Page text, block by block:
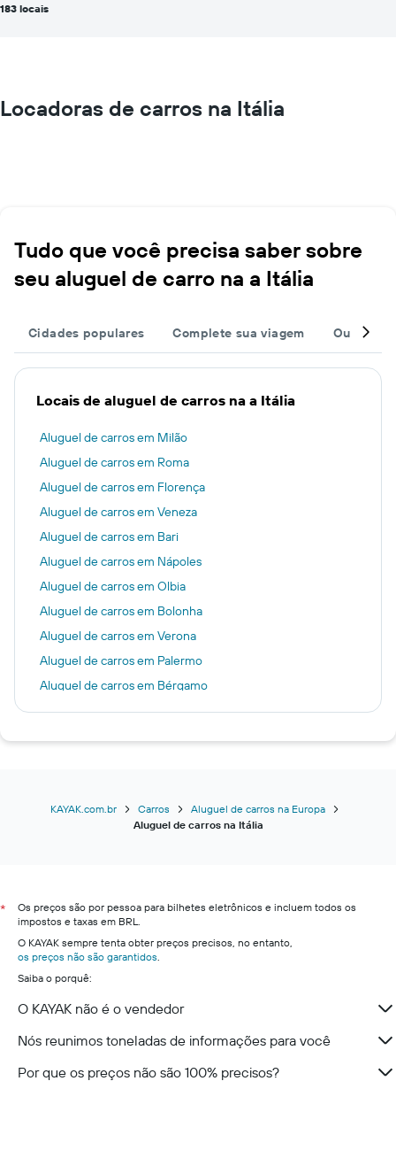
183 locais
Locadoras de carros na Itália
Tudo que você precisa saber sobre
seu aluguel de carro na a Itália
Cidades populares Complete sua viagem Outros
Locais de aluguel de carros na a Itália
Aluguel de carros em Milão
Aluguel de carros em Roma
Aluguel de carros em Florença
Aluguel de carros em Veneza
Aluguel de carros em Bari
Aluguel de carros em Nápoles
Aluguel de carros em Olbia
Aluguel de carros em Bolonha
Aluguel de carros em Verona
Aluguel de carros em Palermo
Aluguel de carros em Bérgamo
Aluguel de carros em Turim
Aluguel de carros em Bolzano
Aluguel de carros em Gênova
Aluguel de carros em Sorrento
Aluguel de carros em Lago de Garda
Aluguel de carros em Lago Maior
Aluguel de carros em Dolomitas
Aluguel de carros em Riviera Italiana
Aluguel de carros em Lago Iseo
KAYAK.com.br Carros
Aluguel de carros na Europa
Aluguel de carros na Itália
*
Os preços são por pessoa para bilhetes eletrônicos e incluem todos os
impostos e taxas em BRL.
O KAYAK sempre tenta obter preços precisos, no entanto,
os preços não são garantidos
Saiba o porquê:
O KAYAK não é o vendedor
Nós reunimos toneladas de informações para você
Por que os preços não são 100% precisos?